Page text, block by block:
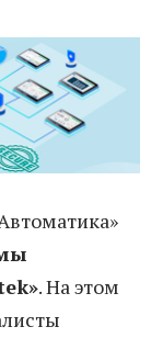
. На этом